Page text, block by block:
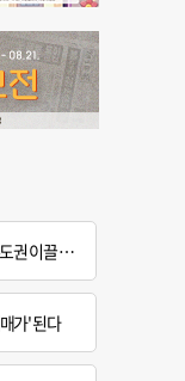
심점 돼야
가' 된다